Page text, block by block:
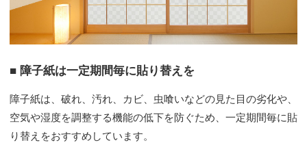
■ 障子紙は一定期間毎に貼り替えを
障子紙は、破れ、汚れ、カビ、虫喰いなどの見た目の劣化や、
空気や湿度を調整する機能の低下を防ぐため、一定期間毎に貼
り替えをおすすめしています。